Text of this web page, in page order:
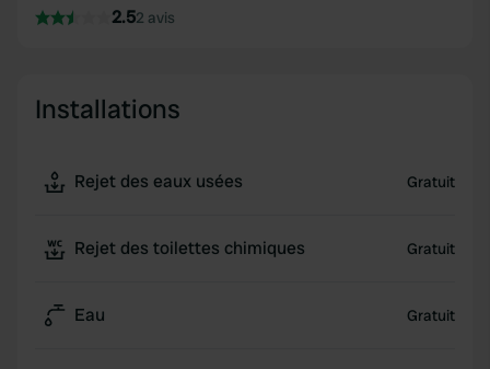
2.52 avis
Installations
Rejet des eaux usées Gratuit
Rejet des toilettes chimiques Gratuit
Eau Gratuit